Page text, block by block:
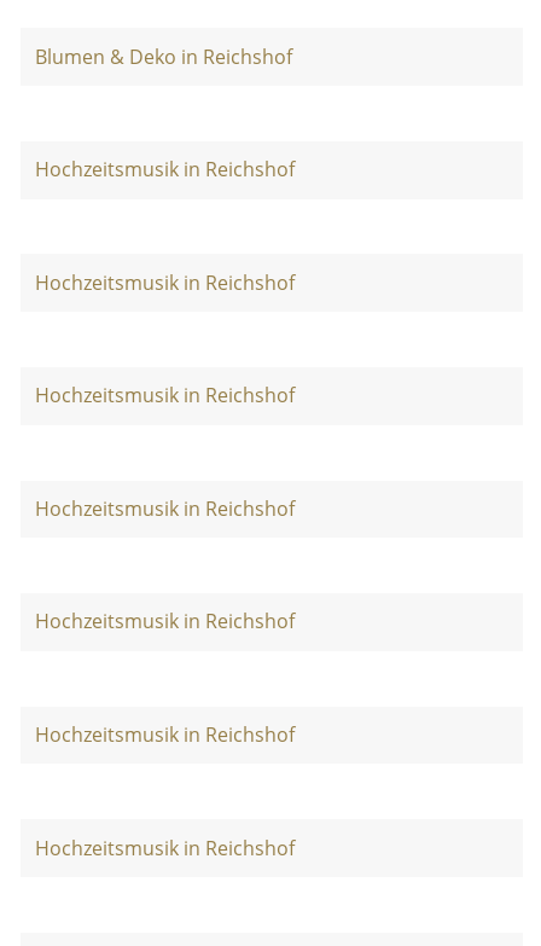
Blumen & Deko in Reichshof
Hochzeitsmusik in Reichshof
Hochzeitsmusik in Reichshof
Hochzeitsmusik in Reichshof
Hochzeitsmusik in Reichshof
Hochzeitsmusik in Reichshof
Hochzeitsmusik in Reichshof
Hochzeitsmusik in Reichshof